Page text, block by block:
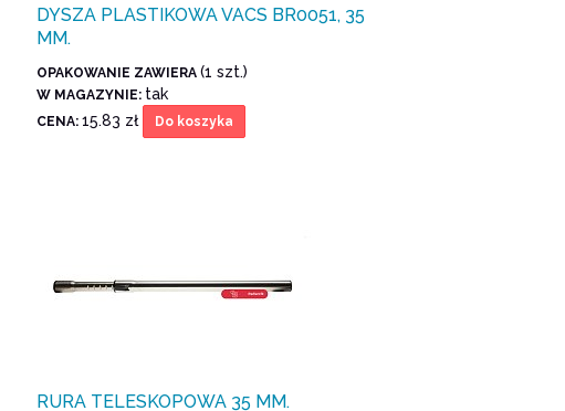
DYSZA PLASTIKOWA VACS BR0051, 35
MM.
OPAKOWANIE ZAWIERA(1 szt.)
W MAGAZYNIE: tak
CENA:15.83 zł Do koszyka
RURA TELESKOPOWA 35 MM.